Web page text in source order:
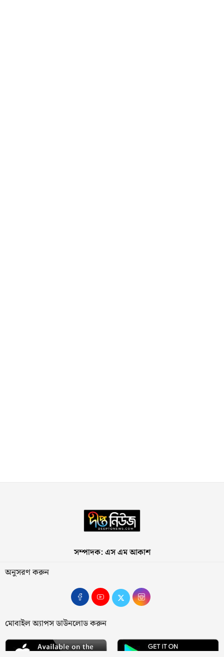
সম্পাদক: এস এম আকাশ
অনুসরণ করুন
মোবাইল অ্যাপস ডাউনলোড করুন